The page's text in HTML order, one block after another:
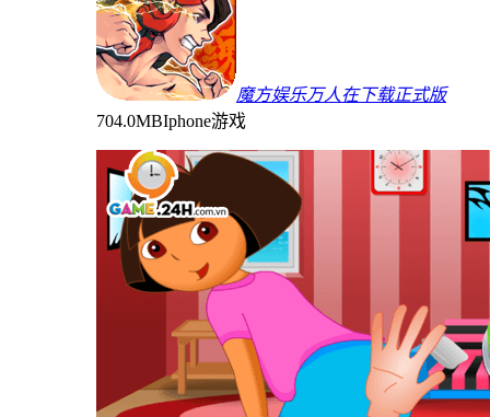
魔方娱乐万人在下载正式版
704.0MBIphone游戏